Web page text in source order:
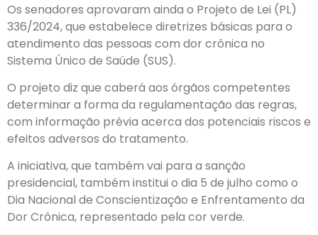
Os senadores aprovaram ainda o Projeto de Lei (PL)
336/2024, que estabelece diretrizes básicas para o
atendimento das pessoas com dor crônica no
Sistema Único de Saúde (SUS).
O projeto diz que caberá aos órgãos competentes
determinar a forma da regulamentação das regras,
com informação prévia acerca dos potenciais riscos e
efeitos adversos do tratamento.
A iniciativa, que também vai para a sanção
presidencial, também institui o dia 5 de julho como o
Dia Nacional de Conscientização e Enfrentamento da
Dor Crônica, representado pela cor verde.